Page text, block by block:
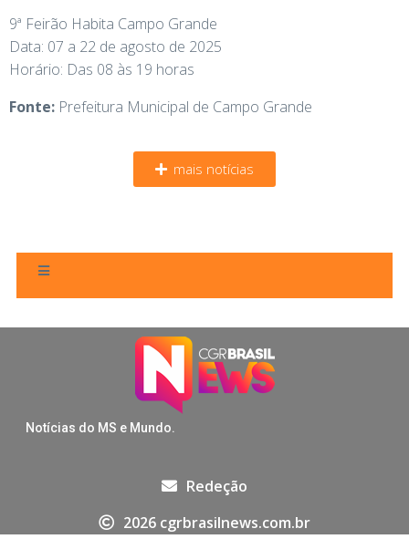
9ª Feirão Habita Campo Grande
Data: 07 a 22 de agosto de 2025
Horário: Das 08 às 19 horas
Fonte: Prefeitura Municipal de Campo Grande
mais notícias
Notícias do MS e Mundo.
Redeção
2026 cgrbrasilnews.com.br